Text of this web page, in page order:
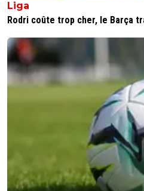
Liga
Rodri coûte trop cher, le Barça